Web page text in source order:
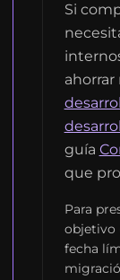
Si
ahorrar
guía
que
Para
objetivo
fecha